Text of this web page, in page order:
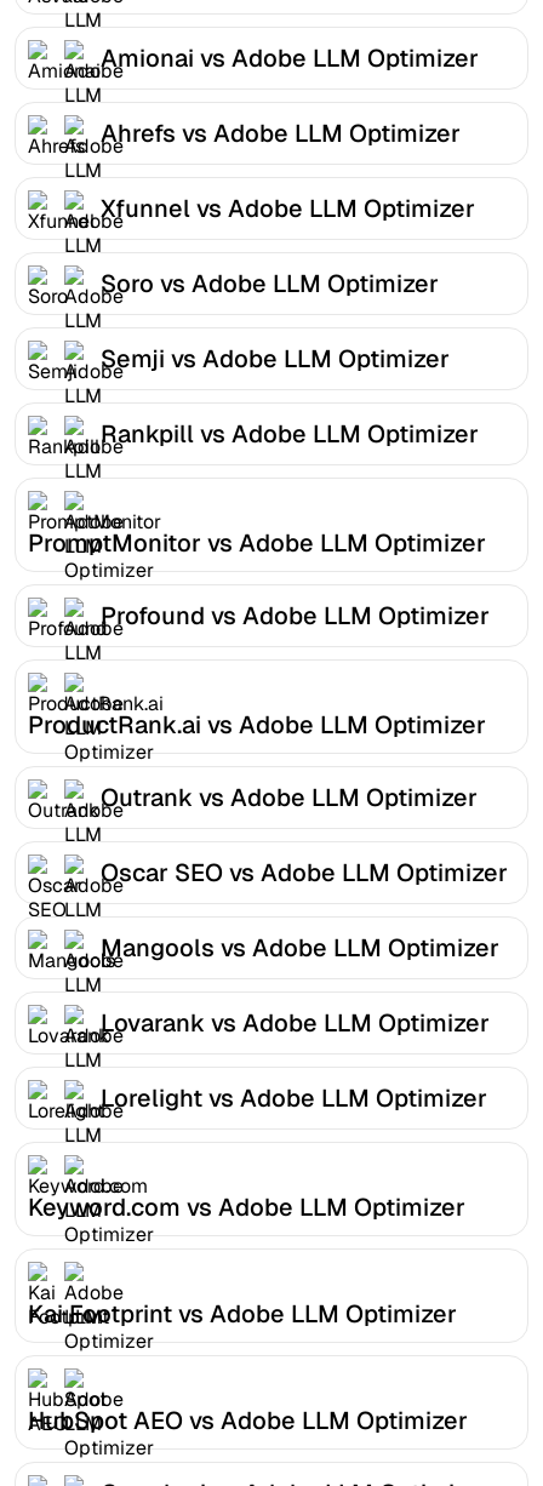
Amionai vs Adobe LLM Optimizer
Ahrefs vs Adobe LLM Optimizer
Xfunnel vs Adobe LLM Optimizer
Soro vs Adobe LLM Optimizer
Semji vs Adobe LLM Optimizer
Rankpill vs Adobe LLM Optimizer
PromptMonitor vs Adobe LLM Optimizer
Profound vs Adobe LLM Optimizer
ProductRank.ai vs Adobe LLM Optimizer
Outrank vs Adobe LLM Optimizer
Oscar SEO vs Adobe LLM Optimizer
Mangools vs Adobe LLM Optimizer
Lovarank vs Adobe LLM Optimizer
Lorelight vs Adobe LLM Optimizer
Keyword.com vs Adobe LLM Optimizer
Kai Footprint vs Adobe LLM Optimizer
HubSpot AEO vs Adobe LLM Optimizer